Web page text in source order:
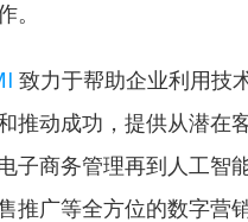
。
致力于帮助企业利用技
推动成功，提供从潜在
子商务管理再到人工智
推广等全方位的数字营